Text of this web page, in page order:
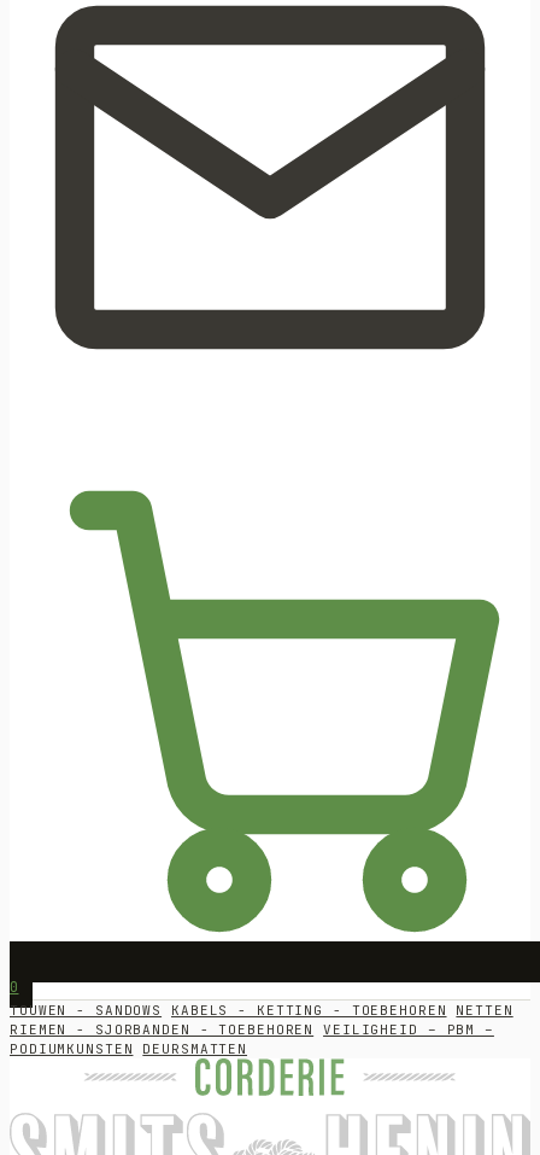
0
TOUWEN - SANDOWS KABELS - KETTING - TOEBEHOREN
NETTEN
RIEMEN - SJORBANDEN - TOEBEHOREN
VEILIGHEID – PBM –
PODIUMKUNSTEN
DEURSMATTEN